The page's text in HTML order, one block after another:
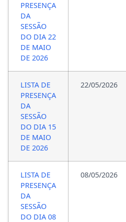
PRESENÇA
DA
SESSÃO
DO DIA 22
DE MAIO
DE 2026
LISTA DE
PRESENÇA
DA
SESSÃO
DO DIA 15
DE MAIO
DE 2026
22/05/2026
LISTA DE
PRESENÇA
DA
SESSÃO
DO DIA 08
08/05/2026